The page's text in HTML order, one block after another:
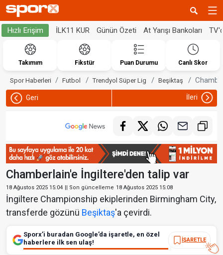
Hızlı Erişim İLK11 KUR Günün Özeti At Yarışı Bankoları
Takımım Fikstür Puan Durumu Canlı Skor
Spor Haberleri Futbol Trendyol Süper Lig Beşiktaş
Geri İleri
Chamberlain'e İngiltere'den talip var
18 Ağustos 2025 15:04 || Son güncelleme 18 Ağustos 2025 15:08
İngiltere Championship ekiplerinden Birmingham City,
transferde gözünü Beşiktaş'a çevirdi.
Sporx’i buradan Google’da işaretle, en özel
haberlere ilk sen ulaş!
İŞARETLE